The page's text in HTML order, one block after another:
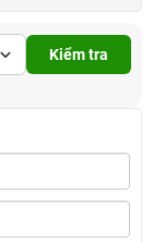
Kiểm tra